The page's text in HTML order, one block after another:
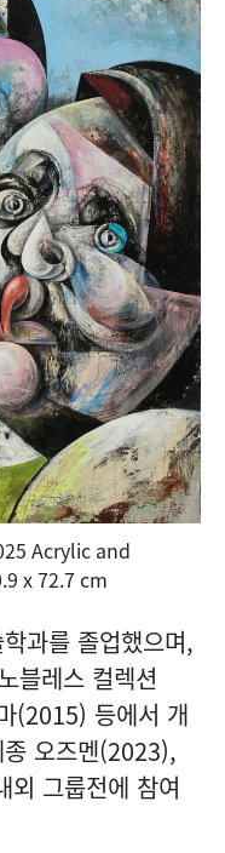
Acrylic and
x 72.7 cm
과를 졸업했으며,
블레스 컬렉션
(2015) 등에서 개
오즈멘(2023),
외 그룹전에 참여